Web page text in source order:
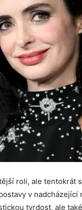
roli, ale tentokrát
v
tvrdost, ale